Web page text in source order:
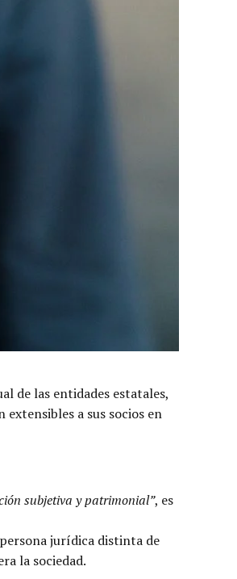
de las entidades estatales,
extensibles a sus socios en
subjetiva y patrimonial”, es
jurídica distinta de
la sociedad.